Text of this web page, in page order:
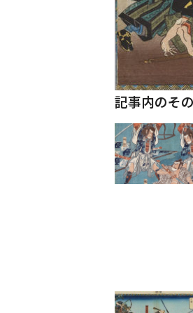
記事内のそ